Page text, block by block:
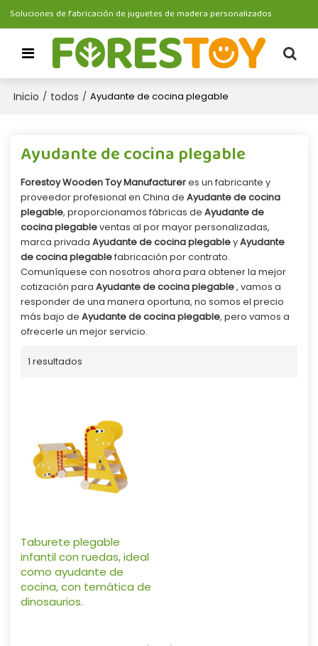
Soluciones de fabricación de juguetes de madera personalizados
Inicio / todos / Ayudante de cocina plegable
Ayudante de cocina plegable
Forestoy Wooden Toy Manufactureres un fabricante y
proveedor profesional en China de Ayudante de cocina
plegable, proporcionamos fábricas de Ayudante de
cocina plegableventas al por mayor personalizadas,
marca privada Ayudante de cocina plegableyAyudante
de cocina plegablefabricación por contrato.
Comuníquese con nosotros ahora para obtener la mejor
cotización para Ayudante de cocina plegable, vamos a
responder de una manera oportuna, no somos el precio
más bajo de Ayudante de cocina plegable, pero vamos a
ofrecerle un mejor servicio.
1 resultados
Taburete plegable
infantil con ruedas, ideal
como ayudante de
cocina, con temática de
dinosaurios.